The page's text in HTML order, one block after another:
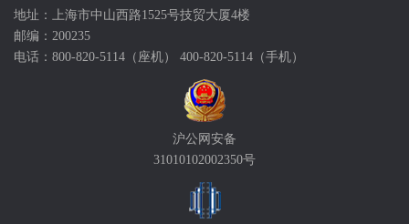
地址：上海市中山西路1525号技贸大厦4楼
邮编：200235
电话：800-820-5114（座机） 400-820-5114（手机）
沪公网安备
31010102002350号